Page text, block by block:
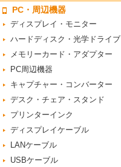
PC・周辺機器
ディスプレイ・モニター
ハードディスク・光学ドライブ
メモリーカード・アダプター
PC周辺機器
キャプチャー・コンバーター
デスク・チェア・スタンド
プリンターインク
ディスプレイケーブル
LANケーブル
USBケーブル